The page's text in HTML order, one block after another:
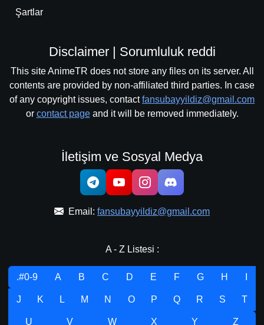
Şartlar
Disclaimer | Sorumluluk reddi
This site AnimeTR does not store any files on its server. All
contents are provided by non-affiliated third parties. In case
of any copyright issues, contactfansubayyildiz@gmail.com
or contact pageand it will be removed immediately.
İletişim ve Sosyal Medya
Email: fansubayyildiz@gmail.com
A - Z Listesi :
.#0-9 A B C D E F G H
J K L M N O P Q R S T
U V W X Y Z